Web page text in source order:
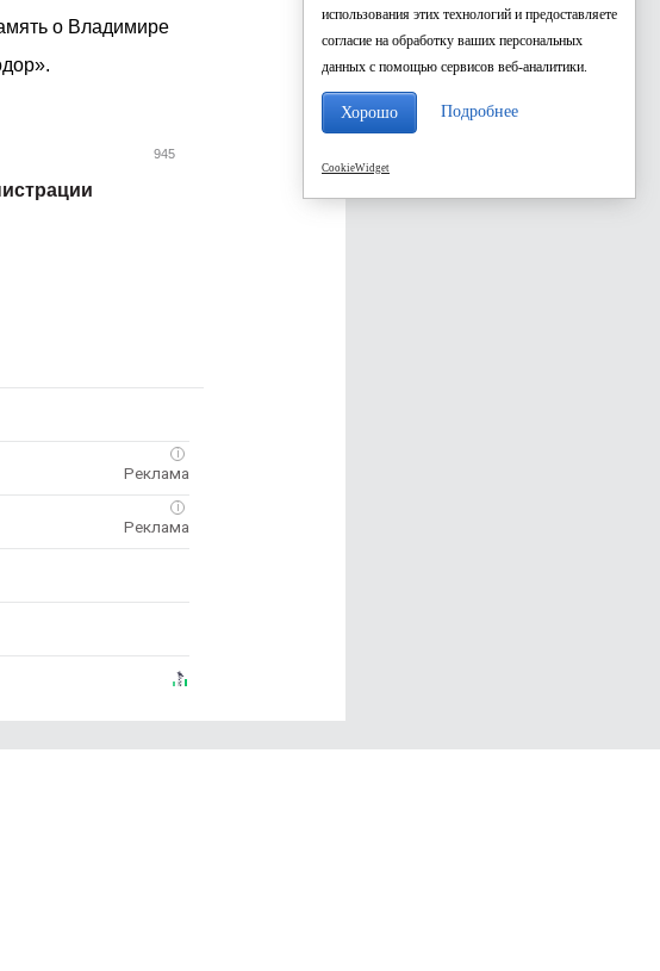
о Владимире
945
i
i
использования этих технологий и предоставляете
согласие на обработку ваших персональных
данных с помощью сервисов веб-аналитики.
Хорошо Подробнее
CookieWidget